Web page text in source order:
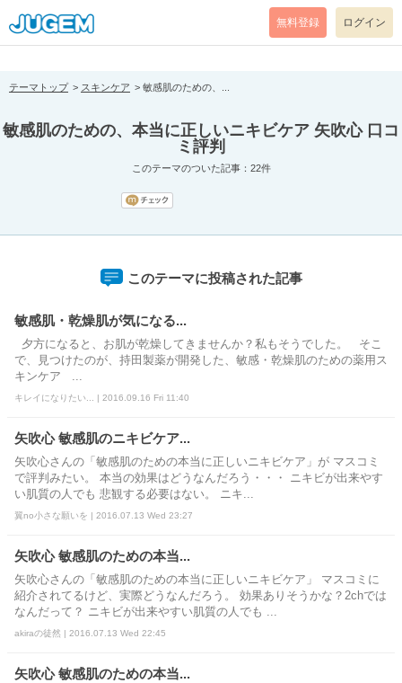
[pear_error: message="Success" code=0 mode=return level=notice
prefix="" info=""]
無料登録 ログイン
テーマトップ スキンケア 敏感肌のための、...
敏感肌のための、本当に正しいニキビケア 矢吹心 口コ
ミ評判
このテーマのついた記事：22件
このテーマに投稿された記事
敏感肌・乾燥肌が気になる...
夕方になると、お肌が乾燥してきませんか？私もそうでした。 そこ
で、見つけたのが、持田製薬が開発した、敏感・乾燥肌のための薬用ス
キンケア ...
キレイになりたい... | 2016.09.16 Fri 11:40
矢吹心 敏感肌のニキビケア...
矢吹心さんの「敏感肌のための本当に正しいニキビケア」が マスコミ
で評判みたい。 本当の効果はどうなんだろう・・・ ニキビが出来やす
い肌質の人でも 悲観する必要はない。 ニキ...
翼no小さな願いを | 2016.07.13 Wed 23:27
矢吹心 敏感肌のための本当...
矢吹心さんの「敏感肌のための本当に正しいニキビケア」 マスコミに
紹介されてるけど、実際どうなんだろう。 効果ありそうかな？2chでは
なんだって？ ニキビが出来やすい肌質の人でも ...
akiraの徒然 | 2016.07.13 Wed 22:45
矢吹心 敏感肌のための本当...